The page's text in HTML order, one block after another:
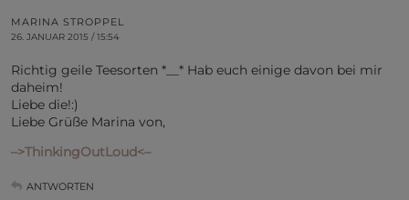
MARINA STROPPEL
26. JANUAR 2015 / 15:54
Richtig geile Teesorten *__* Hab euch einige davon bei mir
daheim!
Liebe die!:)
Liebe Grüße Marina von,
–>ThinkingOutLoud<–
ANTWORTEN